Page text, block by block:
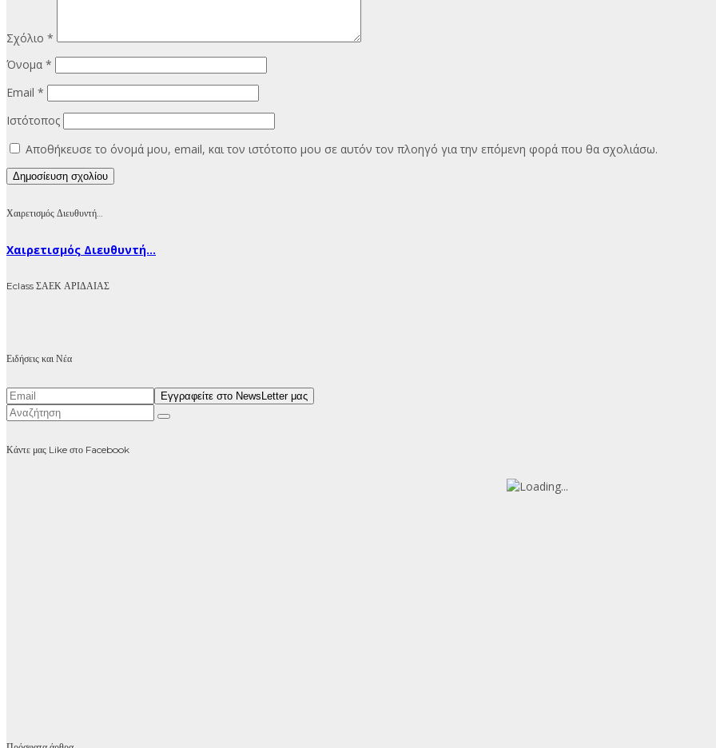
Σχόλιο *
Όνομα *
Email *
Ιστότοπος
Αποθήκευσε το όνομά μου, email, και τον ιστότοπο μου σε αυτόν τον πλοηγό για την επόμενη φορά που θα σχολιάσω.
Χαιρετισμός Διευθυντή…
Χαιρετισμός Διευθυντή...
Eclass ΣΑΕΚ ΑΡΙΔΑΙΑΣ
Ειδήσεις και Νέα
Κάντε μας Like στο Facebook